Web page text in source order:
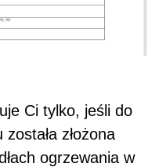
Ci tylko, jeśli do
złożona
ogrzewania w